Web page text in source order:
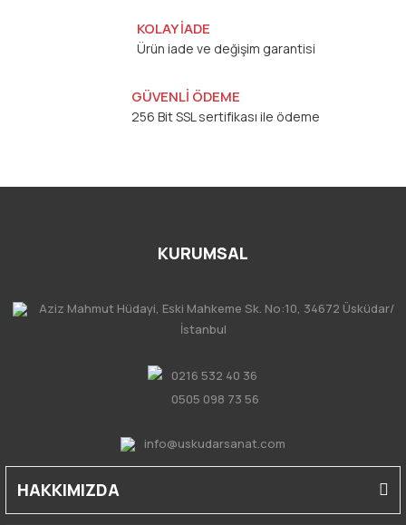
KOLAY İADE
Ürün iade ve değişim garantisi
GÜVENLİ ÖDEME
256 Bit SSL sertifikası ile ödeme
KURUMSAL
Aziz Mahmut Hüdayi, Eski Mahkeme Sk. No:10, 34672 Üsküdar/
İstanbul
0216 532 40 36
0505 098 73 56
info@uskudarsanat.com
HAKKIMIZDA